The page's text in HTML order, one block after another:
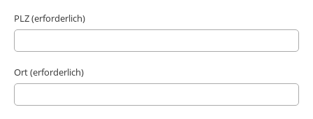
PLZ (erforderlich)
Ort (erforderlich)